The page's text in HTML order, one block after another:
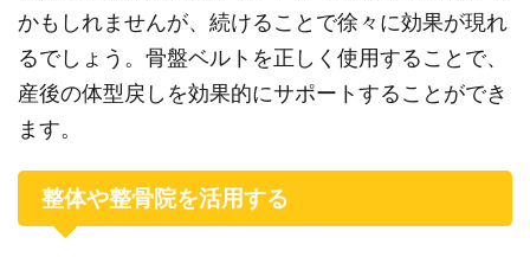
かもしれませんが、続けることで徐々に効果が現れ
るでしょう。骨盤ベルトを正しく使用することで、
産後の体型戻しを効果的にサポートすることができ
ます。
整体や整骨院を活用する